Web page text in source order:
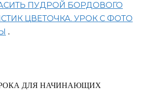
ПУДРОЙ БОРДОВОГО
ЦВЕТОЧКА. УРОК С ФОТО
.
ДЛЯ НАЧИНАЮЩИХ